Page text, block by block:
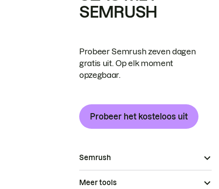
SEMRUSH
Probeer Semrush zeven dagen
gratis uit. Op elk moment
opzegbaar.
Probeer het kosteloos uit
Semrush
Meer tools